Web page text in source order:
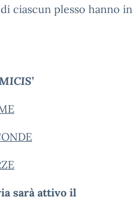
ciascun plesso hanno in
sarà attivo il